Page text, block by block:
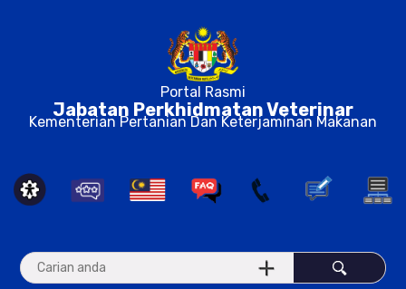
Portal Rasmi
Jabatan Perkhidmatan Veterinar
Kementerian Pertanian Dan Keterjaminan Makanan